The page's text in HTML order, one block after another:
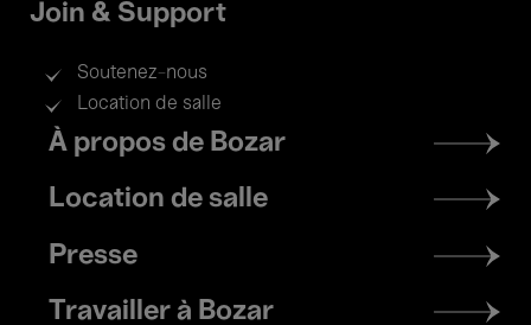
Join & Support
Soutenez-nous
Location de salle
Footer
menu
À propos de Bozar
Location de salle
Presse
Travailler à Bozar